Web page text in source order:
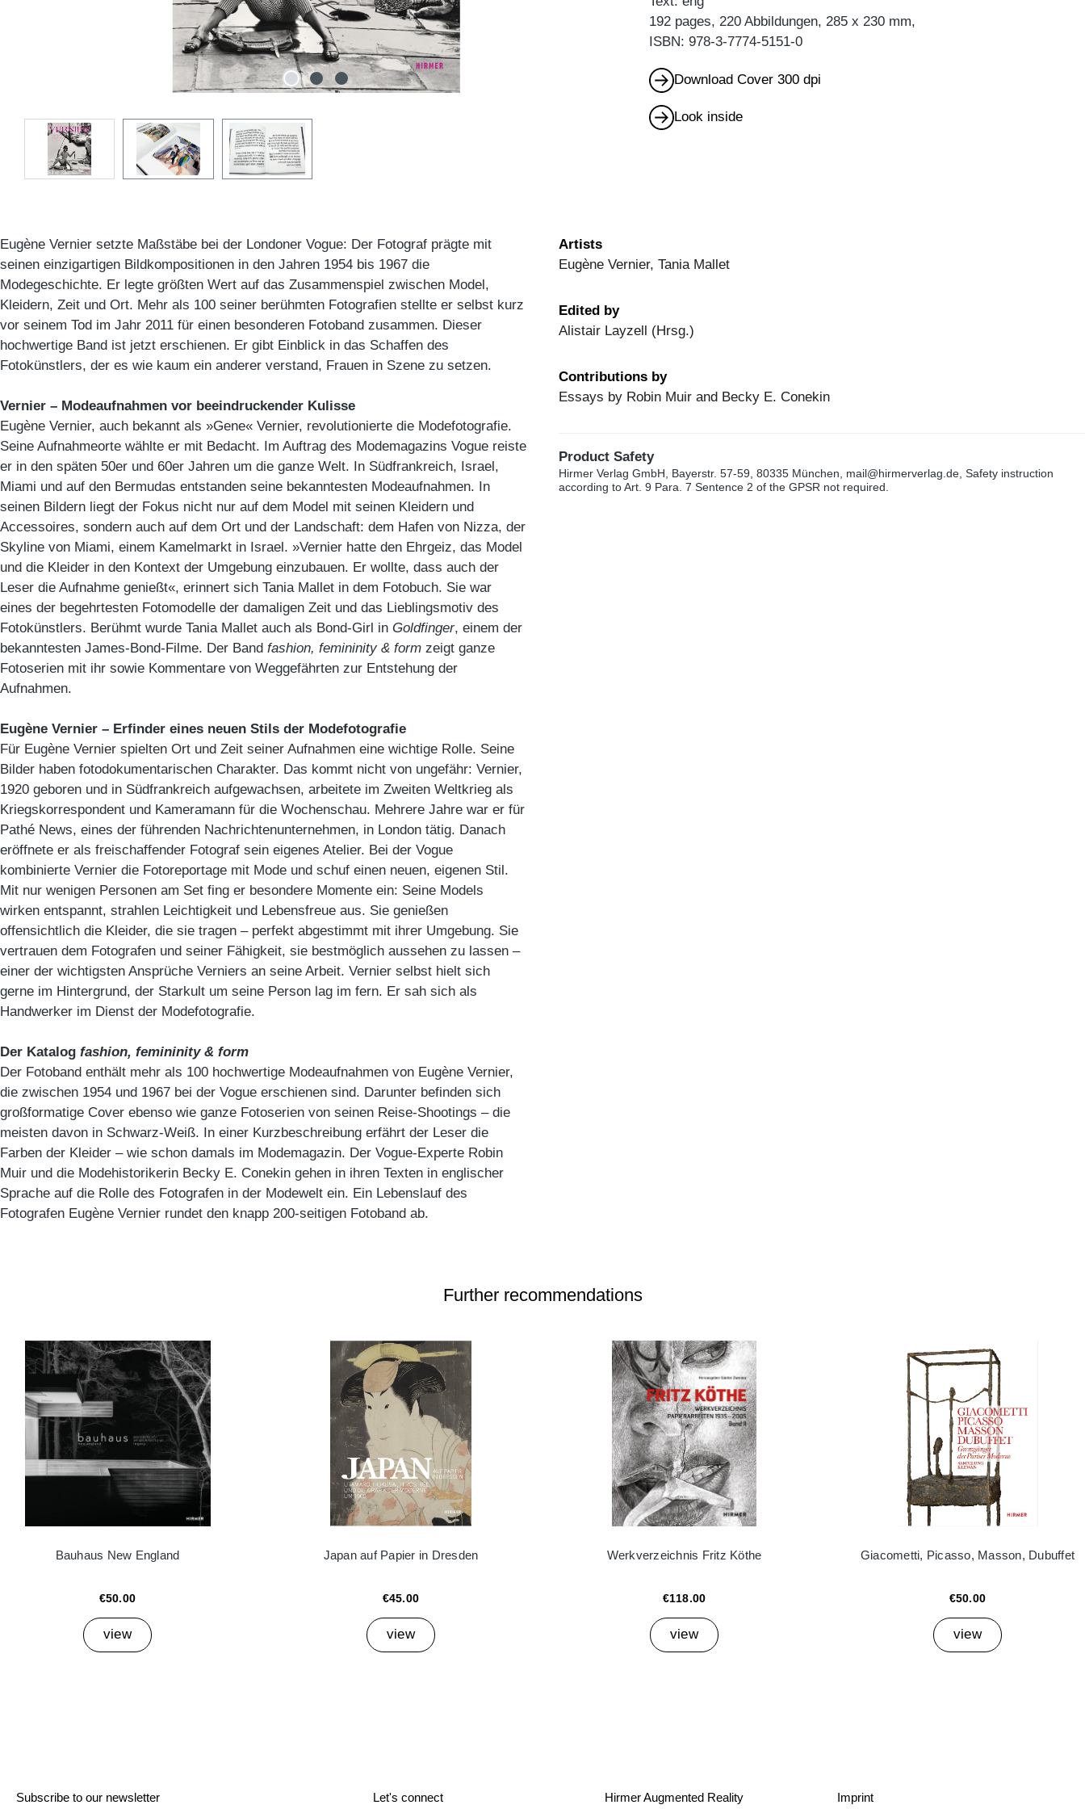
192 pages, 220 Abbildungen, 285 x 230 mm,
ISBN: 978-3-7774-5151-0
Download Cover 300 dpi
Look inside
Eugène Vernier setzte Maßstäbe bei der Londoner Vogue: Der Fotograf prägte mit
seinen einzigartigen Bildkompositionen in den Jahren 1954 bis 1967 die
Modegeschichte. Er legte größten Wert auf das Zusammenspiel zwischen Model,
Kleidern, Zeit und Ort. Mehr als 100 seiner berühmten Fotografien stellte er selbst kurz
vor seinem Tod im Jahr 2011 für einen besonderen Fotoband zusammen. Dieser
hochwertige Band ist jetzt erschienen. Er gibt Einblick in das Schaffen des
Fotokünstlers, der es wie kaum ein anderer verstand, Frauen in Szene zu setzen.
Vernier – Modeaufnahmen vor beeindruckender Kulisse
Eugène Vernier, auch bekannt als »Gene« Vernier, revolutionierte die Modefotografie.
Seine Aufnahmeorte wählte er mit Bedacht. Im Auftrag des Modemagazins Vogue reiste
er in den späten 50er und 60er Jahren um die ganze Welt. In Südfrankreich, Israel,
Miami und auf den Bermudas entstanden seine bekanntesten Modeaufnahmen. In
seinen Bildern liegt der Fokus nicht nur auf dem Model mit seinen Kleidern und
Accessoires, sondern auch auf dem Ort und der Landschaft: dem Hafen von Nizza, der
Skyline von Miami, einem Kamelmarkt in Israel. »Vernier hatte den Ehrgeiz, das Model
und die Kleider in den Kontext der Umgebung einzubauen. Er wollte, dass auch der
Leser die Aufnahme genießt«, erinnert sich Tania Mallet in dem Fotobuch. Sie war
eines der begehrtesten Fotomodelle der damaligen Zeit und das Lieblingsmotiv des
Fotokünstlers. Berühmt wurde Tania Mallet auch als Bond-Girl in Goldfinger, einem der
bekanntesten James-Bond-Filme. Der Band fashion, femininity & form zeigt ganze
Fotoserien mit ihr sowie Kommentare von Weggefährten zur Entstehung der
Aufnahmen.
Eugène Vernier – Erfinder eines neuen Stils der Modefotografie
Für Eugène Vernier spielten Ort und Zeit seiner Aufnahmen eine wichtige Rolle. Seine
Bilder haben fotodokumentarischen Charakter. Das kommt nicht von ungefähr: Vernier,
1920 geboren und in Südfrankreich aufgewachsen, arbeitete im Zweiten Weltkrieg als
Kriegskorrespondent und Kameramann für die Wochenschau. Mehrere Jahre war er für
Pathé News, eines der führenden Nachrichtenunternehmen, in London tätig. Danach
eröffnete er als freischaffender Fotograf sein eigenes Atelier. Bei der Vogue
kombinierte Vernier die Fotoreportage mit Mode und schuf einen neuen, eigenen Stil.
Mit nur wenigen Personen am Set fing er besondere Momente ein: Seine Models
wirken entspannt, strahlen Leichtigkeit und Lebensfreue aus. Sie genießen
offensichtlich die Kleider, die sie tragen – perfekt abgestimmt mit ihrer Umgebung. Sie
vertrauen dem Fotografen und seiner Fähigkeit, sie bestmöglich aussehen zu lassen –
einer der wichtigsten Ansprüche Verniers an seine Arbeit. Vernier selbst hielt sich
gerne im Hintergrund, der Starkult um seine Person lag im fern. Er sah sich als
Handwerker im Dienst der Modefotografie.
Der Katalog fashion, femininity & form
Der Fotoband enthält mehr als 100 hochwertige Modeaufnahmen von Eugène Vernier,
die zwischen 1954 und 1967 bei der Vogue erschienen sind. Darunter befinden sich
großformatige Cover ebenso wie ganze Fotoserien von seinen Reise-Shootings – die
meisten davon in Schwarz-Weiß. In einer Kurzbeschreibung erfährt der Leser die
Farben der Kleider – wie schon damals im Modemagazin. Der Vogue-Experte Robin
Muir und die Modehistorikerin Becky E. Conekin gehen in ihren Texten in englischer
Sprache auf die Rolle des Fotografen in der Modewelt ein. Ein Lebenslauf des
Fotografen Eugène Vernier rundet den knapp 200-seitigen Fotoband ab.
Artists
Eugène Vernier, Tania Mallet
Edited by
Alistair Layzell (Hrsg.)
Contributions by
Essays by Robin Muir and Becky E. Conekin
Product Safety
Hirmer Verlag GmbH, Bayerstr. 57-59, 80335 München, mail@hirmerverlag.de, Safety instruction
according to Art. 9 Para. 7 Sentence 2 of the GPSR not required.
Further recommendations
Bauhaus New England
€50.00
view
Japan auf Papier in Dresden
€45.00
view
Werkverzeichnis Fritz Köthe
€118.00
view
Giacometti, Picasso, Masson, Dubuffet
€50.00
view
Subscribe to our newsletter
Let's connect
Hirmer Augmented Reality
Imprint